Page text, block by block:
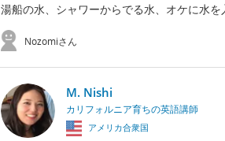
湯船の水、シャワーからでる水、オケに水を
Nozomiさん
M. Nishi
カリフォルニア育ちの英語講師
アメリカ合衆国